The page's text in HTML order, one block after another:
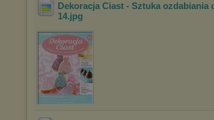
Wykorzystanie plików cookiesprzez Zaufanych
(dostosowanie reklam do Twoich potrzeb, analiza skuteczności
Wyrażenie sprzeciwu spowoduje, że wyświetlana Ci
będzie dopasowana do Twoich preferencji, a będzie to
wyświetlona przypadkowo.
Istnieje możliwość zmiany ustawień przeglądarki
sposób uniemożliwiający przechowywanie plików
urządzeniu końcowym. Można również usunąć pliki
dokonując odpowiednich zmian w ustawieniach
Dekoracja Ciast - Sztuka ozdabiania
14.jpg